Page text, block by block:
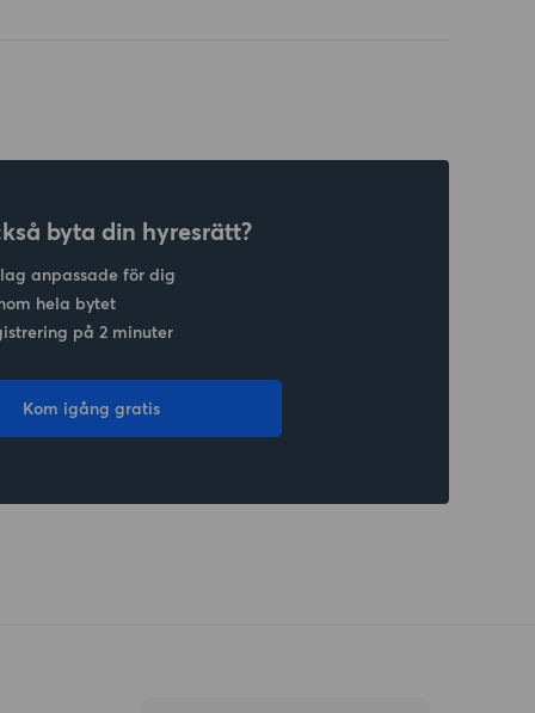
byta din hyresrätt?
anpassade för dig
hela bytet
på 2 minuter
Kom igång gratis